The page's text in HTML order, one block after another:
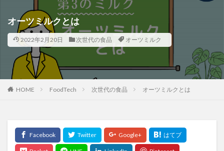
オーツミルクとは
2022年2月20日 次世代の食品 オーツミルク
HOME FoodTech 次世代の食品 オーツミルクとは
検索